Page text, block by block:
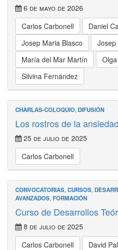
6 de mayo de 2026
Carlos Carbonell
Daniel
Josep Maria Blasco
María del Mar Martín
Silvina Fernández
CHARLAS-COLOQUIO, DIFUSIÓN
Los rostros de la ansiedad
25 de julio de 2025
Carlos Carbonell
CONVOCATORIAS, CURSOS,
AVANZADOS, FORMACIÓN
Curso de Desarrollos
8 de julio de 2025
Carlos Carbonell
David